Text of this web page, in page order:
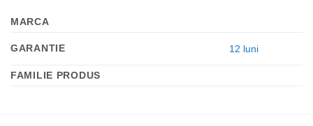
MARCA
GARANTIE 12 luni
FAMILIE PRODUS